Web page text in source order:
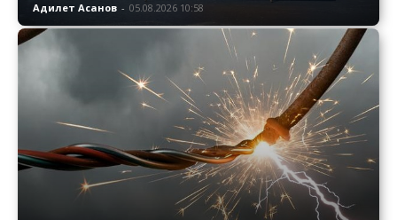
Адилет Асанов - 05.08.2026 10:58